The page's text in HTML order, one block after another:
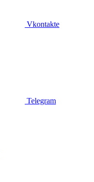
Vkontakte
Telegram